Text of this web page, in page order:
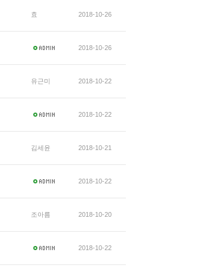
효 2018-10-26
2018-10-26
유근미 2018-10-22
2018-10-22
김세윤 2018-10-21
2018-10-22
조아름 2018-10-20
2018-10-22